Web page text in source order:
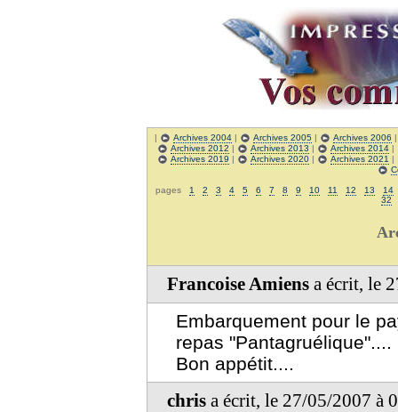
| Archives 2004 | Archives 2005 | Archives 2006
Archives 2012 | Archives 2013 | Archives 2014|
Archives 2019 | Archives 2020| Archives 2021 |
pages 1 2 3 4 5 6 7 8 9 10 11 12 13
14
32
Francoise Amiens a écrit, le
Embarquement pour le
repas "Pantagruélique"....
Bon appétit....
chris a écrit, le 27/05/2007 à